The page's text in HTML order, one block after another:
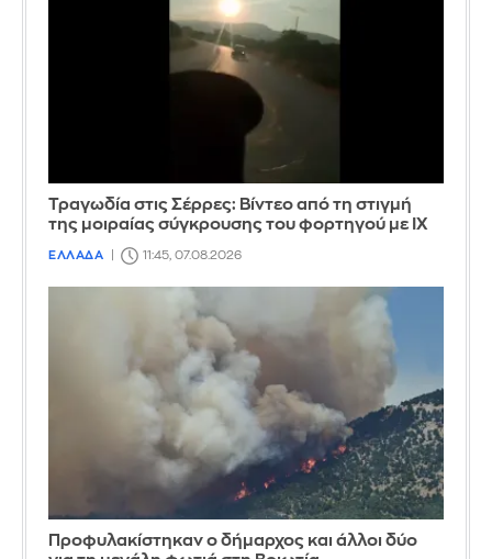
Τραγωδία στις Σέρρες: Βίντεο από τη στιγμή
της μοιραίας σύγκρουσης του φορτηγού με ΙΧ
ΕΛΛΑΔΑ 11:45, 07.08.2026
Προφυλακίστηκαν ο δήμαρχος και άλλοι δύο